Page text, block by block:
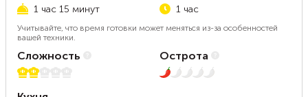
1 час 15 минут 1 час
Учитывайте, что время готовки может меняться из-за особенностей
вашей техники.
Сложность
2 из 5
Острота
1 из 5